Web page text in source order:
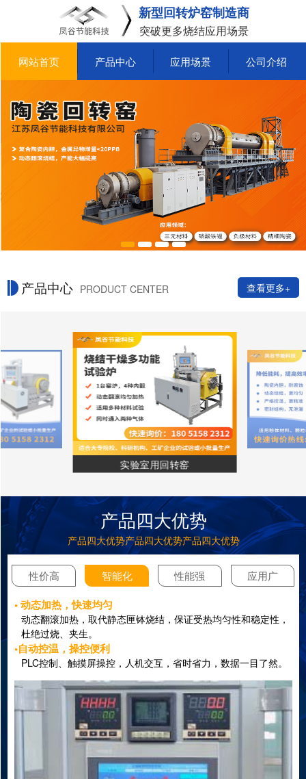
新型回转炉窑制造商
突破更多烧结应用场景
网站首页 产品中心 应用场景 公司介绍
产品中心 PRODUCT CENTER 查看更多+
实验室用回转窑
产品四大优势
产品四大优势产品四大优势产品四大优势
性价高 智能化 性能强 应用广
• 动态加热，快速均匀
动态翻滚加热，取代静态匣钵烧结，保证受热均匀性和稳定性，
杜绝过烧、夹生。
•自动控温，操控便利
PLC控制、触摸屏操控，人机交互，省时省力，数据一目了然。